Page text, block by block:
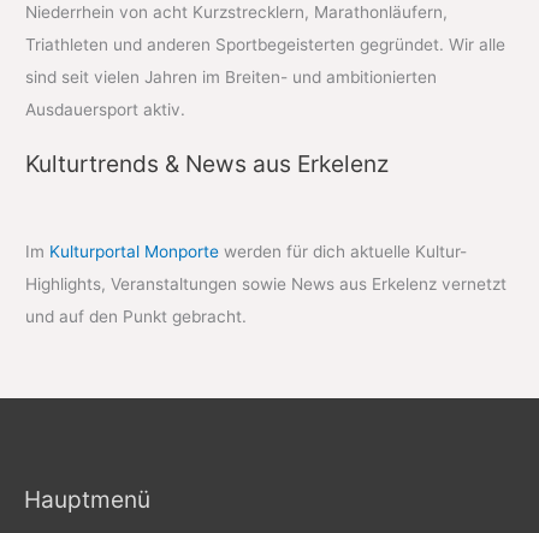
Niederrhein von acht Kurzstrecklern, Marathonläufern,
Triathleten und anderen Sportbegeisterten gegründet. Wir alle
sind seit vielen Jahren im Breiten- und ambitionierten
Ausdauersport aktiv.
Kulturtrends & News aus Erkelenz
Im Kulturportal Monporte werden für dich aktuelle Kultur-
Highlights, Veranstaltungen sowie News aus Erkelenz vernetzt
und auf den Punkt gebracht.
Hauptmenü